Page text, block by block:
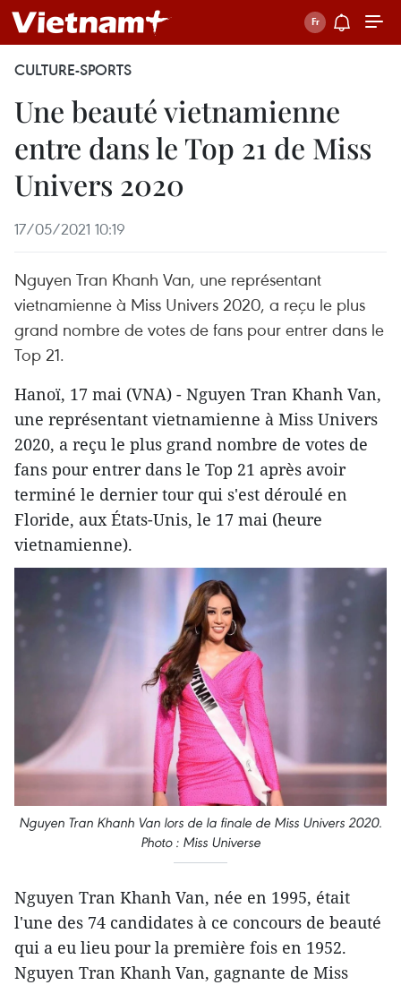
CULTURE-SPORTS
Une beauté vietnamienne
entre dans le Top 21 de Miss
Univers 2020
17/05/2021 10:19
Nguyen Tran Khanh Van, une représentant
vietnamienne à Miss Univers 2020, a reçu le plus
grand nombre de votes de fans pour entrer dans le
Top 21.
Hanoï, 17 mai (VNA) - Nguyen Tran Khanh Van,
une représentant vietnamienne à Miss Univers
2020, a reçu le plus grand nombre de votes de
fans pour entrer dans le Top 21 après avoir
terminé le dernier tour qui s'est déroulé en
Floride, aux États-Unis, le 17 mai (heure
vietnamienne).
Nguyen Tran Khanh Van lors de la finale de Miss Univers 2020.
Photo : Miss Universe
Nguyen Tran Khanh Van, née en 1995, était
l'une des 74 candidates à ce concours de beauté
qui a eu lieu pour la première fois en 1952.
Nguyen Tran Khanh Van, gagnante de Miss